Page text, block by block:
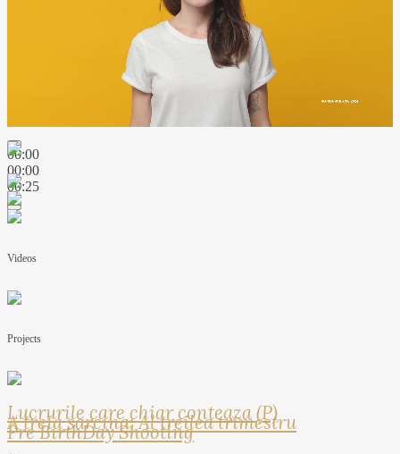
00:00
00:00
00:25
Videos
Projects
Lucrurile care chiar conteaza (P)
A treia sarcina: Al treilea trimestru
Pre BirthDay Shooting